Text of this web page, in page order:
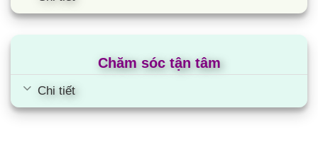
lượng) với model FTKB25, điện năng tiêu thụ liên
tục trong 8 tiếng chỉ vào khoảng 0.822kWh (nghĩa
là chỉ tiêu tốn khoảng 2k VND trong 8 tiếng sử
dụng)
Chăm sóc tận tâm
Chi tiết